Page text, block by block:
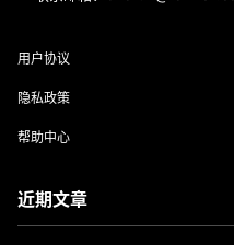
用户协议
隐私政策
帮助中心
近期文章